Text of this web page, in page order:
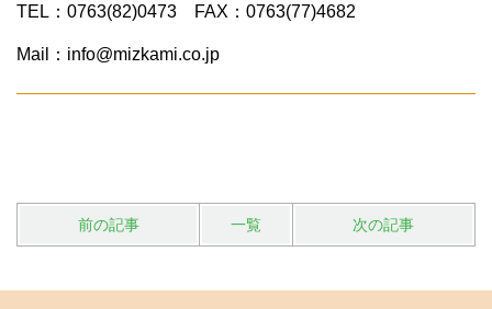
TEL：0763(82)0473 FAX：0763(77)4682
Mail：info@mizkami.co.jp
前の記事 一覧 次の記事